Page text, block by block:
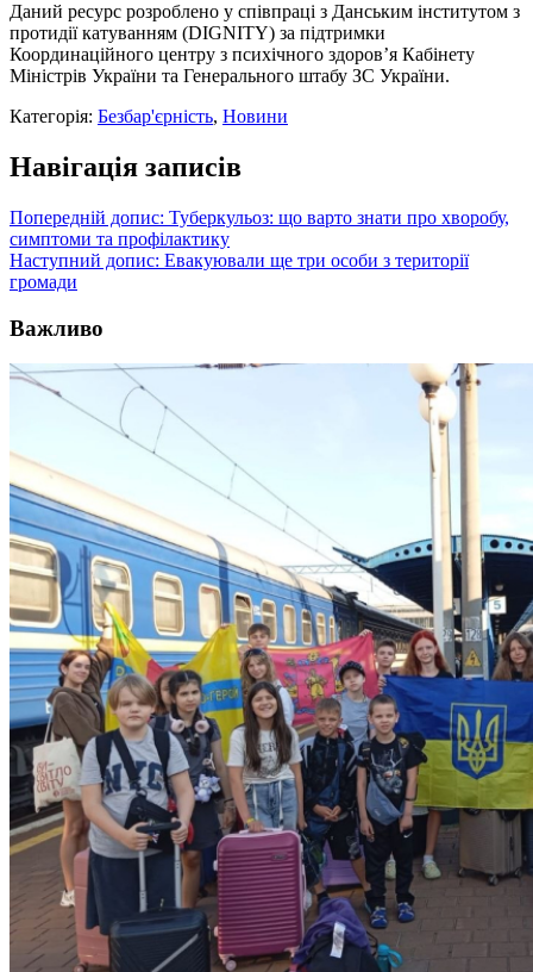
Даний ресурс розроблено у співпраці з Данським інститутом з
протидії катуванням (DIGNITY) за підтримки
Координаційного центру з психічного здоров’я Кабінету
Міністрів України та Генерального штабу ЗС України.
Категорія: Безбар'єрність, Новини
Навігація записів
Попередній допис: Туберкульоз: що варто знати про хворобу,
симптоми та профілактику
Наступний допис: Евакуювали ще три особи з території
громади
Важливо